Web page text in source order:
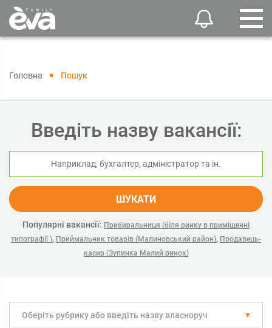
Головна Пошук
Введіть назву вакансії:
ШУКАТИ
Популярні вакансії: Прибиральниця (біля ринку в приміщенні
типографії ), Приймальник товарів (Малиновський район), Продавець-
касир (Зупинка Малий ринок)
Оберіть рубрику або введіть назву власноруч